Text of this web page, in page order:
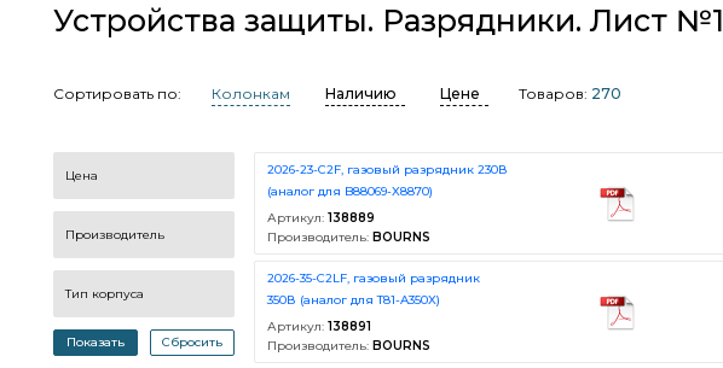
Устройства защиты. Разрядники. Лист №1
Сортировать по: Колонкам Наличию Цене Товаров: 270
Цена
Производитель
Тип корпуса
Показать Сбросить
2026-23-C2F, газовый разрядник 230В
(аналог для B88069-X8870)
Артикул: 138889
Производитель: BOURNS
2026-35-C2LF, газовый разрядник
350В (аналог для T81-A350X)
Артикул: 138891
Производитель: BOURNS